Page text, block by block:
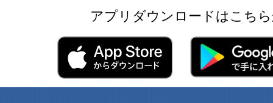
アプリダウンロードはこち